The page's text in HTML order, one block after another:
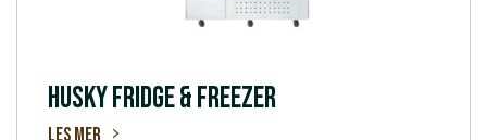
HUSKY FRIDGE & FREEZER
Les mer